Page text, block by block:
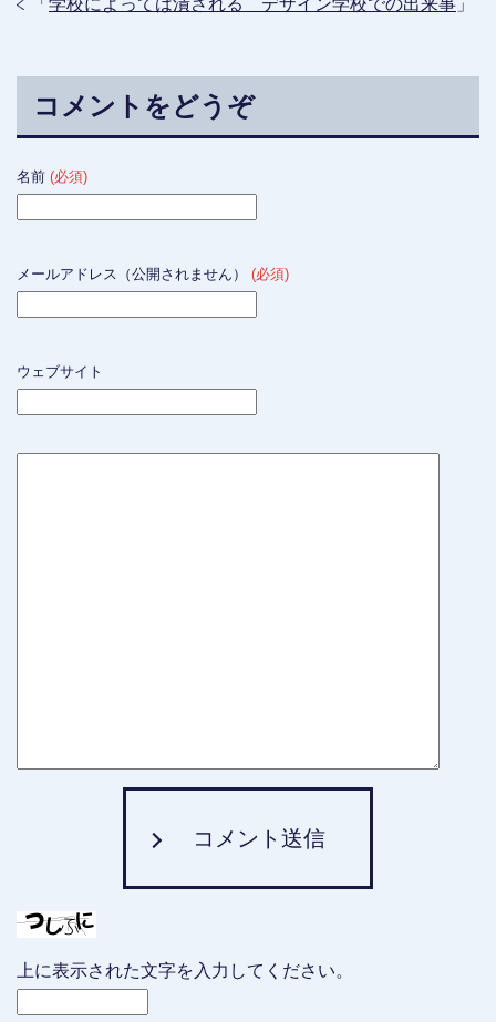
「 学校によっては潰される デザイン学校での出来事 」
コメントをどうぞ
名前 (必須)
メールアドレス（公開されません） (必須)
ウェブサイト
コメント送信
上に表示された文字を入力してください。